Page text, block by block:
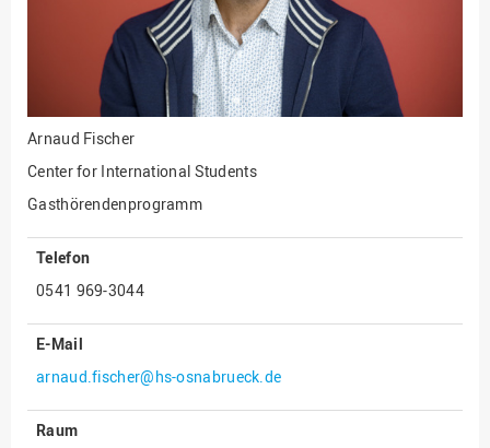
Fakultät Wirtschafts- und
Sozialwissenschaften
Finanzen
Forschung, Kooperation,
Drittmittel
Gebäude und Technik
Gesellschaftliches
Gleichstellungsbüro
Hochschulleitung
Hochschulplanung/-
strategie
Innenrevision
Institut für Musik
Arnaud Fischer
Center for International Students
Gasthörendenprogramm
Telefon
0541 969-3044
E-Mail
arnaud.fischer@hs-osnabrueck.de
Raum